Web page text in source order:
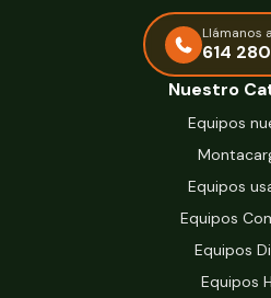
Llámanos
614
Nuestro
Equipos
Equipos
Equipos
Equipos
Equipos